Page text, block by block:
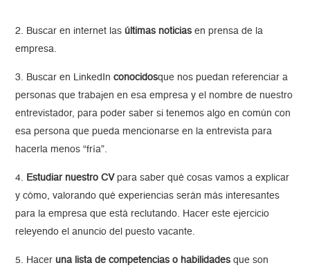
2. Buscar en internet lasúltimas noticias en prensa de la
empresa.
3. Buscar en LinkedInconocidosque nos puedan referenciar a
personas que trabajen en esa empresa y el nombre de nuestro
entrevistador, para poder saber si tenemos algo en común con
esa persona que pueda mencionarse en la entrevista para
hacerla menos “fría”.
4. Estudiar nuestro CV para saber qué cosas vamos a explicar
y cómo, valorando qué experiencias serán más interesantes
para la empresa que está reclutando. Hacer este ejercicio
releyendo el anuncio del puesto vacante.
5. Haceruna lista de competencias o habilidades que son